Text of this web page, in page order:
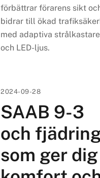
förbättrar förarens sikt
bidrar till ökad
med adaptiva strålkastare
och LED-ljus.
2024-09-28
SAAB 9-3
och
som ger dig